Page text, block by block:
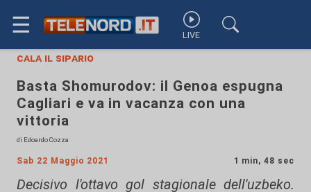
☰ LIVE
cala il sipario
Basta Shomurodov: il Genoa espugna
Cagliari e va in vacanza con una
vittoria
di Edoardo Cozza
Sab 22 Maggio 2021 1 min, 48 sec
Decisivo l'ottavo gol stagionale dell'uzbeko.